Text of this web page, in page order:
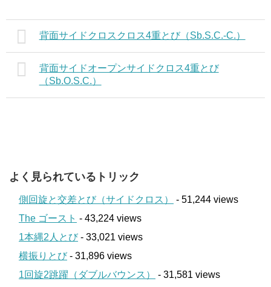
背面サイドクロスクロス4重とび（Sb.S.C.-C.）
背面サイドオープンサイドクロス4重とび
（Sb.O.S.C.）
よく見られているトリック
側回旋と交差とび（サイドクロス）
- 51,244 views
The ゴースト - 43,224 views
1本縄2人とび- 33,021 views
横振りとび- 31,896 views
1回旋2跳躍（ダブルバウンス）
- 31,581 views